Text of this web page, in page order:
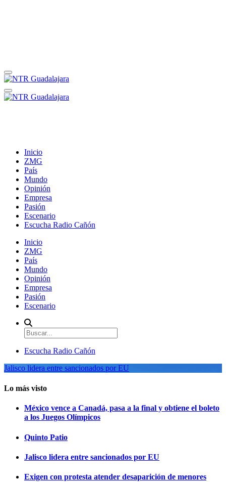
Inicio
ZMG
País
Mundo
Opinión
Empresa
Pasión
Escenario
Escucha Radio Cañón
Inicio
ZMG
País
Mundo
Opinión
Empresa
Pasión
Escenario
Escucha Radio Cañón
Jalisco lidera entre sancionados por EU
Lo más visto
México vence a Canadá, pasa a la final y obtiene el boleto
a los Juegos Olímpicos
Quinto Patio
Jalisco lidera entre sancionados por EU
Exigen con protesta atender desaparición de menores